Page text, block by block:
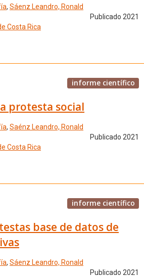
, Sáenz Leandro, Ronald
Publicado 2021
Costa Rica
informe científico
protesta social
, Saénz Leandro, Ronald
Publicado 2021
Costa Rica
informe científico
base de datos de
, Sáenz Leandro, Ronald
Publicado 2021